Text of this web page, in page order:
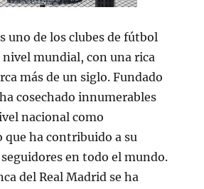
uno de los clubes de fútbol
nivel mundial, con una rica
más de un siglo. Fundado
cosechado innumerables
nacional como
ha contribuido a su
en todo el mundo.
del Real Madrid se ha